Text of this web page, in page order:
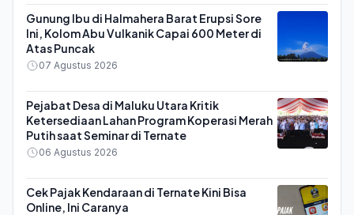
Gunung Ibu di Halmahera Barat Erupsi Sore
Ini, Kolom Abu Vulkanik Capai 600 Meter di
Atas Puncak
07 Agustus 2026
Pejabat Desa di Maluku Utara Kritik
Ketersediaan Lahan Program Koperasi Merah
Putih saat Seminar di Ternate
06 Agustus 2026
Cek Pajak Kendaraan di Ternate Kini Bisa
Online, Ini Caranya